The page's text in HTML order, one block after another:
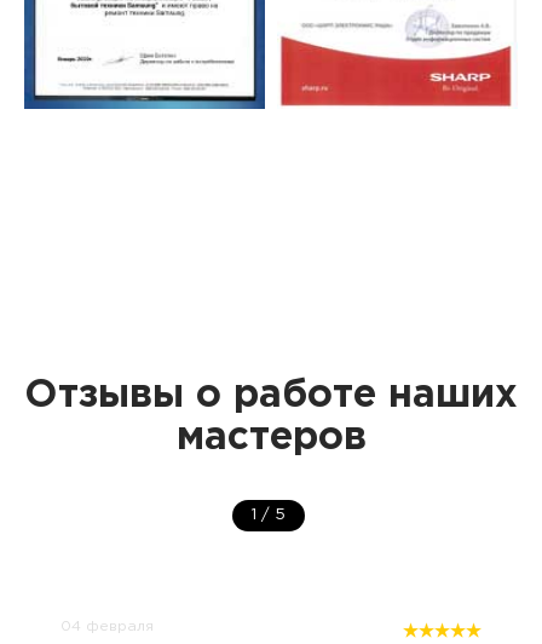
Отзывы о работе наших
мастеров
1 / 5
04 февраля